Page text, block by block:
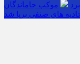
موکب جاماندگان
های صنفی برپا شد